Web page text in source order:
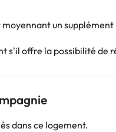
un supplément
s'il offre la possibilité de
dans ce logement.